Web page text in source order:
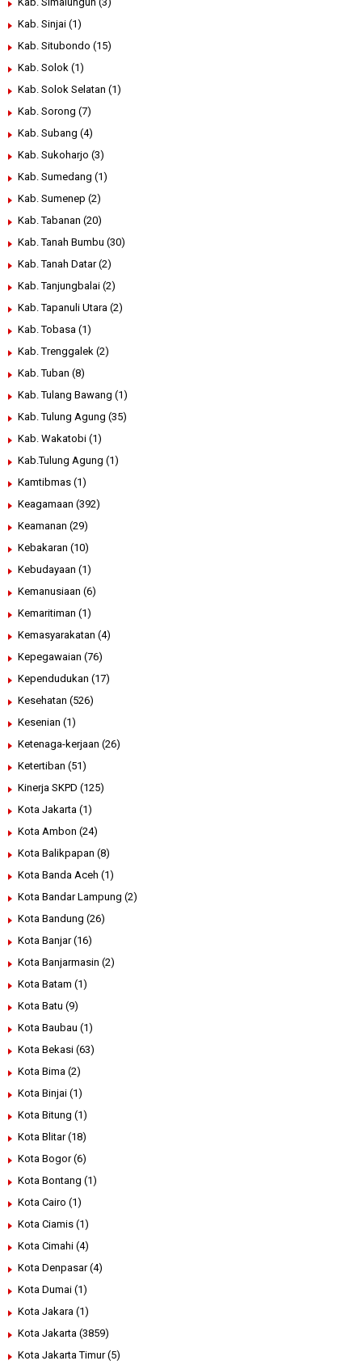
Kab. Sinjai (1)
Kab. Situbondo (15)
Kab. Solok (1)
Kab. Solok Selatan (1)
Kab. Sorong (7)
Kab. Subang (4)
Kab. Sukoharjo (3)
Kab. Sumedang (1)
Kab. Sumenep (2)
Kab. Tabanan (20)
Kab. Tanah Bumbu (30)
Kab. Tanah Datar (2)
Kab. Tanjungbalai (2)
Kab. Tapanuli Utara (2)
Kab. Tobasa (1)
Kab. Trenggalek (2)
Kab. Tuban (8)
Kab. Tulang Bawang (1)
Kab. Tulung Agung (35)
Kab. Wakatobi (1)
Kab.Tulung Agung (1)
Kamtibmas (1)
Keagamaan (392)
Keamanan (29)
Kebakaran (10)
Kebudayaan (1)
Kemanusiaan (6)
Kemaritiman (1)
Kemasyarakatan (4)
Kepegawaian (76)
Kependudukan (17)
Kesehatan (526)
Kesenian (1)
Ketenaga-kerjaan (26)
Ketertiban (51)
Kinerja SKPD (125)
Kota Jakarta (1)
Kota Ambon (24)
Kota Balikpapan (8)
Kota Banda Aceh (1)
Kota Bandar Lampung (2)
Kota Bandung (26)
Kota Banjar (16)
Kota Banjarmasin (2)
Kota Batam (1)
Kota Batu (9)
Kota Baubau (1)
Kota Bekasi (63)
Kota Bima (2)
Kota Binjai (1)
Kota Bitung (1)
Kota Blitar (18)
Kota Bogor (6)
Kota Bontang (1)
Kota Cairo (1)
Kota Ciamis (1)
Kota Cimahi (4)
Kota Denpasar (4)
Kota Dumai (1)
Kota Jakara (1)
Kota Jakarta (3859)
Kota Jakarta Timur (5)